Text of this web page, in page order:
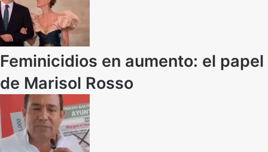
Feminicidios en aumento: el papel
de Marisol Rosso